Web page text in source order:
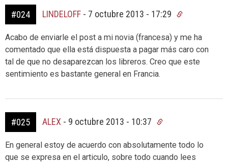
#024 LINDELOFF - 7 octubre 2013 - 17:29
Acabo de enviarle el post a mi novia (francesa) y me ha
comentado que ella está dispuesta a pagar más caro con
tal de que no desaparezcan los libreros. Creo que este
sentimiento es bastante general en Francia.
#025 ALEX - 9 octubre 2013 - 10:37
En general estoy de acuerdo con absolutamente todo lo
que se expresa en el articulo, sobre todo cuando lees